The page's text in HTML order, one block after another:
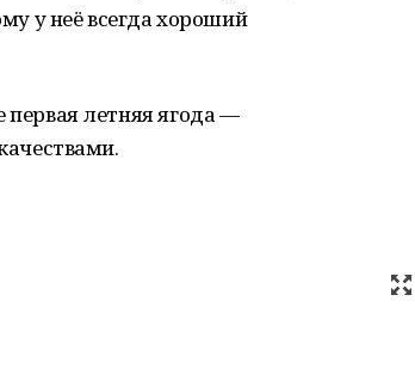
у неё всегда хороший
первая летняя ягода —